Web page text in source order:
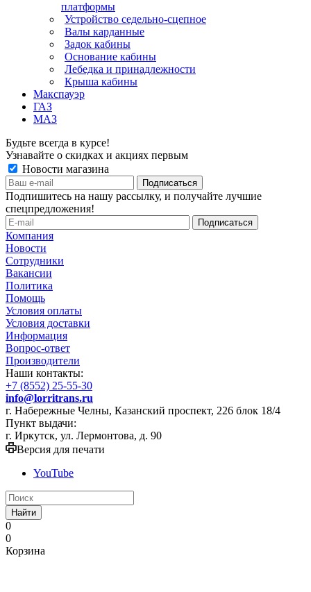
платформы
Устройство седельно-сцепное
Валы карданные
Задок кабины
Основание кабины
Лебедка и принадлежности
Крыша кабины
Макспауэр
ГАЗ
МАЗ
Будьте всегда в курсе!
Узнавайте о скидках и акциях первым
Новости магазина
Подпишитесь на нашу рассылку, и получайте лучшие
спецпредложения!
Компания
Новости
Сотрудники
Вакансии
Политика
Помощь
Условия оплаты
Условия доставки
Информация
Вопрос-ответ
Производители
Наши контакты:
+7 (8552) 25-55-30
info@lorritrans.ru
г. Набережные Челны, Казанский проспект, 226 блок 18/4
Пункт выдачи:
г. Иркутск, ул. Лермонтова, д. 90
Версия для печати
YouTube
Найти
0
0
Корзина